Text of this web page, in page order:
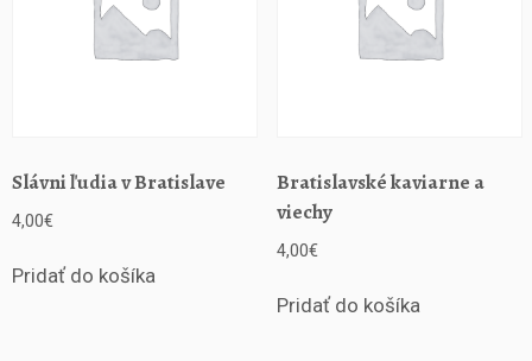
-
2
0
Slávni ľudia v Bratislave
4,00€
Pridať do košíka
Bratislavské kaviarne a
viechy
4,00€
Pridať do košíka